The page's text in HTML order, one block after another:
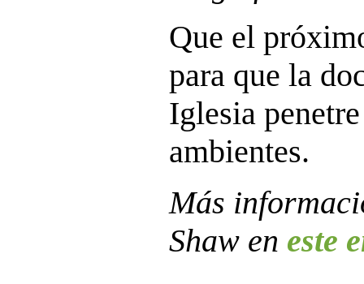
Que el
para que la
Iglesia
ambientes.
Más
Shaw en este